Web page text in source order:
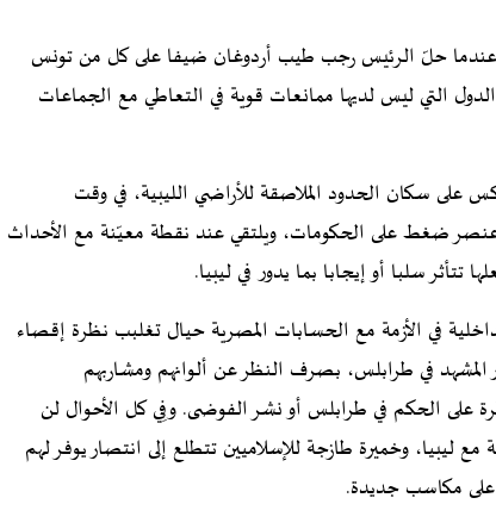
عندما حلّ الرئيس رجب طيب أردوغان ضيفا على كل من تونس
التي ليس لديها ممانعات قوية في التعاطي مع الجماعات
على سكان الحدود الملاصقة للأراضي الليبية، في وقت
ضغط على الحكومات، ويلتقي عند نقطة معيّنة مع الأحداث
تتأثر سلبا أو إيجابا بما يدور في ليبيا.
في الأزمة مع الحسابات المصرية حيال تغلبب نظرة إقصاء
المشهد في طرابلس، بصرف النظر عن ألوانهم ومشاربهم
على الحكم في طرابلس أو نشر الفوضى. وفِي كل الأحوال لن
وخميرة طازجة للإسلاميين تتطلع إلى انتصار يوفر لهم
على مكاسب جديدة.